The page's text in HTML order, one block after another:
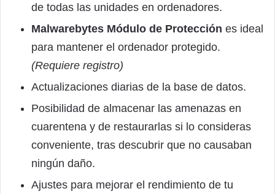
de todas las unidades en ordenadores.
Malwarebytes Módulo de Protección es ideal
para mantener el ordenador protegido.
(Requiere registro)
Actualizaciones diarias de la base de datos.
Posibilidad de almacenar las amenazas en
cuarentena y de restaurarlas si lo consideras
conveniente, tras descubrir que no causaban
ningún daño.
Ajustes para mejorar el rendimiento de tu